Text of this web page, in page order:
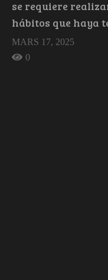
se requiere
hábitos que haya
MARS 17, 2025
0